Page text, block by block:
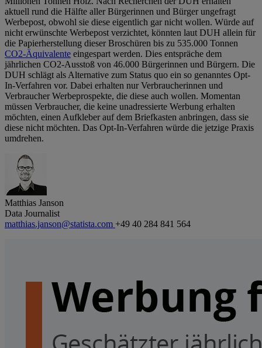
aktuell rund die Hälfte aller Bürgerinnen und Bürger ungefragt
Werbepost, obwohl sie diese eigentlich gar nicht wollen. Würde auf
nicht erwünschte Werbepost verzichtet, könnten laut DUH allein für
die Papierherstellung dieser Broschüren bis zu 535.000 Tonnen
CO2-Äquivalente eingespart werden. Dies entspräche dem
jährlichen CO2-Ausstoß von 46.000 Bürgerinnen und Bürgern. Die
DUH schlägt als Alternative zum Status quo ein so genanntes Opt-
In-Verfahren vor. Dabei erhalten nur Verbraucherinnen und
Verbraucher Werbeprospekte, die diese auch wollen. Momentan
müssen Verbraucher, die keine unadressierte Werbung erhalten
möchten, einen Aufkleber auf dem Briefkasten anbringen, dass sie
diese nicht möchten. Das Opt-In-Verfahren würde die jetzige Praxis
umdrehen.
Matthias Janson
Data Journalist
matthias.janson@statista.com +49 40 284 841 564